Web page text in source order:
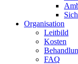
Organisation
Leitbild
Kosten
FAQ